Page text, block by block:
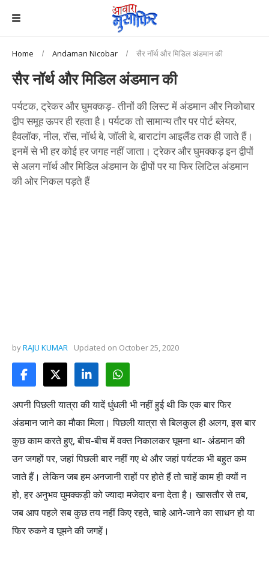
Home Andaman Nicobar सैर नॉर्थ और मिडिल अंडमान की
सैर नॉर्थ और मिडिल अंडमान की
पर्यटक, ट्रेकर और घुमक्कड़- तीनों की लिस्ट में अंडमान और निकोबार
द्वीप समूह ऊपर ही रहता है। पर्यटक तो सामान्य तौर पर पोर्ट ब्लेयर,
हैवलॉक, नील, रॉस, नॉर्थ बे, जॉली बे, बाराटांग आइलैंड तक ही जाते हैं।
इनमें से भी हर कोई हर जगह नहीं जाता। ट्रेकर और घुमक्कड़ इन द्वीपों
से अलग नॉर्थ और मिडिल अंडमान के द्वीपों पर या फिर लिटिल अंडमान
की ओर निकल पड़ते हैं
byRAJU KUMAR Updated on October 25, 2020
अपनी पिछली यात्रा की यादें धुंधली भी नहीं हुई थी कि एक बार फिर
अंडमान जाने का मौका मिला। पिछली यात्रा से बिलकुल ही अलग, इस बार
कुछ काम करते हुए, बीच-बीच में वक्त निकालकर घूमना था- अंडमान की
उन जगहों पर, जहां पिछली बार नहीं गए थे और जहां पर्यटक भी बहुत कम
जाते हैं। लेकिन जब हम अनजानी राहों पर होते हैं तो चाहें काम ही क्यों न
हो, हर अनुभव घुमक्कड़ी को ज्यादा मजेदार बना देता है। खासतौर से तब,
जब आप पहले सब कुछ तय नहीं किए रहते, चाहे आने-जाने का साधन हो या
फिर रुकने व घूमने की जगहें।